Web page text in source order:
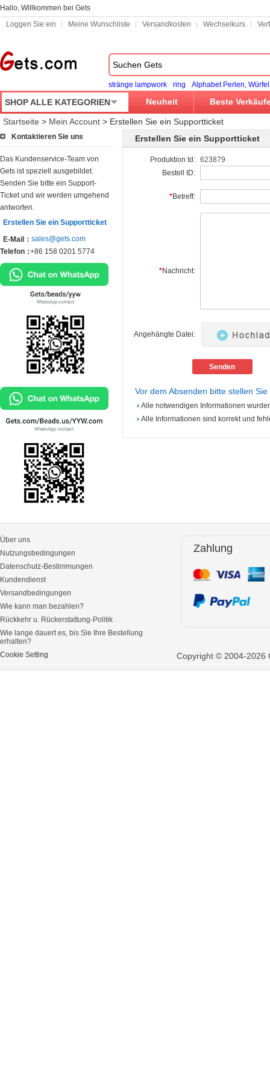
Hallo, Willkommen bei Gets
Loggen Sie ein
Meine Wunschliste Versandkosten Wechselkurs
stränge lampwork ring Alphabet Perlen, Würfel
SHOP ALLE KATEGORIEN Neuheit Beste
Startseite > Mein Account > Erstellen Sie ein Supportticket
Kontaktieren Sie uns
Das Kundenservice-Team von
Gets ist speziell ausgebildet.
Senden Sie bitte ein Support-
Ticket und wir werden umgehend
antworten.
Erstellen Sie ein Supportticket
E-Mail： sales@gets.com
Telefon：+86 158 0201 5774
Erstellen Sie ein Supportticket
Produktion Id: 623879
Bestell ID:
*Betreff:
*Nachricht:
Angehängte Datei:
Vor dem Absenden bitte stellen
Alle notwendigen Informationen
Alle Informationen sind korrekt und
Über uns
Nutzungsbedingungen
Datenschutz-Bestimmungen
Kundendienst
Versandbedingungen
Wie kann man bezahlen?
Rückkehr u. Rückerstattung-Politik
Wie lange dauert es, bis Sie Ihre Bestellung
erhalten?
Cookie Setting
Zahlung
Copyright © 2004-2026